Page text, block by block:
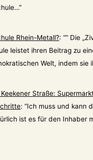
”
Rhein-Metall?: ““ Die
leistet ihren Beitrag zu
Welt, indem sie
Straße:
: “Ich muss und kann
ist es für den Inhaber